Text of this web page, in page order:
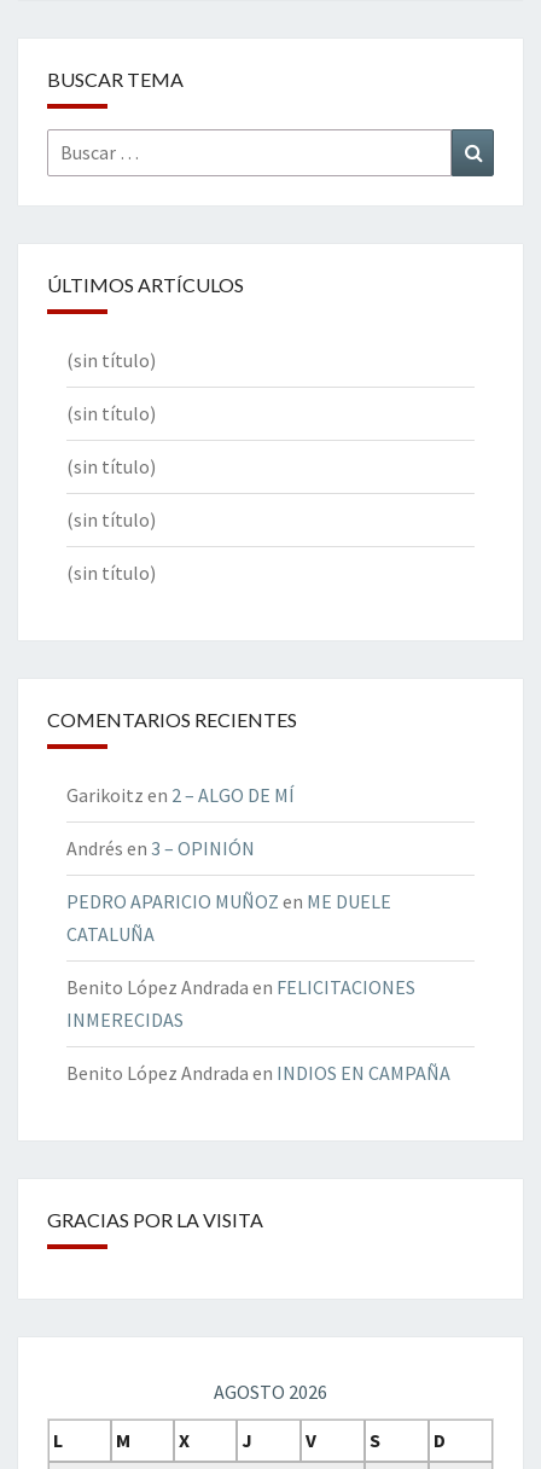
BUSCAR TEMA
Buscar
por:
ÚLTIMOS ARTÍCULOS
(sin título)
(sin título)
(sin título)
(sin título)
(sin título)
COMENTARIOS RECIENTES
Garikoitz en 2 – ALGO DE MÍ
Andrés en 3 – OPINIÓN
PEDRO APARICIO MUÑOZ en ME DUELE
CATALUÑA
Benito López Andrada en FELICITACIONES
INMERECIDAS
Benito López Andrada en INDIOS EN CAMPAÑA
GRACIAS POR LA VISITA
AGOSTO 2026
L
M X J V S
D